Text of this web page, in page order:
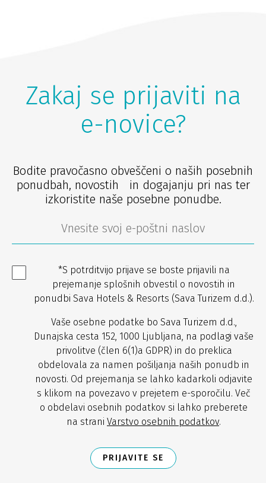
Zakaj se prijaviti na
e-novice?
Bodite pravočasno obveščeni o naših posebnih
ponudbah, novostih in dogajanju pri nas ter
izkoristite naše posebne ponudbe.
*S potrditvijo prijave se boste prijavili na
prejemanje splošnih obvestil o novostih in
ponudbi Sava Hotels & Resorts (Sava Turizem d.d.).
Vaše osebne podatke bo Sava Turizem d.d.,
Dunajska cesta 152, 1000 Ljubljana, na podlagi vaše
privolitve (člen 6(1)a GDPR) in do preklica
obdelovala za namen pošiljanja naših ponudb in
novosti. Od prejemanja se lahko kadarkoli odjavite
s klikom na povezavo v prejetem e-sporočilu. Več
o obdelavi osebnih podatkov si lahko preberete
na strani Varstvo osebnih podatkov.
PRIJAVITE SE